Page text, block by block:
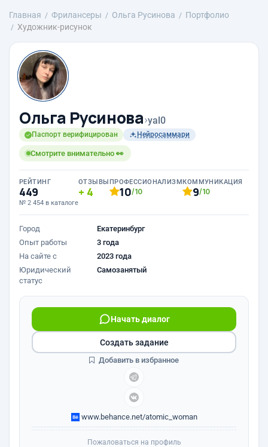
Главная Фрилансеры Ольга Русинова
Портфолио
Художник-рисунок
Ольга Русинова›yal0
Паспорт верифицирован Нейросаммари
Смотрите внимательно 👀
РЕЙТИНГ
449
№ 2 454 в каталоге
ОТЗЫВЫ
4
ПРОФЕССИОНАЛИЗМ
10/10
КОММУНИКАЦИЯ
9/10
Город
Екатеринбург
Опыт работы
3 года
На сайте с
2023 года
Юридический
статус
Самозанятый
Начать диалог
www.behance.net/atomic_woman
Создать задание
Добавить в избранное
Пожаловаться на профиль